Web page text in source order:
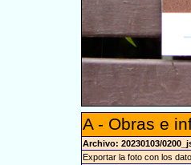
A - Obras e
Archivo: 20230103/
Exportar la foto con los